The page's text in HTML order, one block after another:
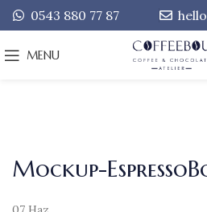
0543 880 77 87
MENU
Mockup-